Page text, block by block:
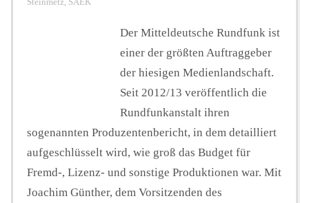
Steinmetz, SAEK
Der Mitteldeutsche Rundfunk ist
einer der größten Auftraggeber
der hiesigen Medienlandschaft.
Seit 2012/13 veröffentlich die
Rundfunkanstalt ihren
sogenannten Produzentenbericht, in dem detailliert
aufgeschlüsselt wird, wie groß das Budget für
Fremd-, Lizenz- und sonstige Produktionen war. Mit
Joachim Günther, dem Vorsitzenden des